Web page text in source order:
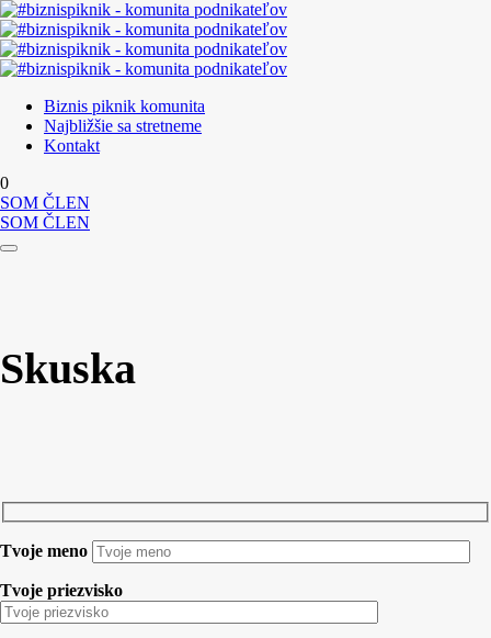
Biznis piknik komunita
Najbližšie sa stretneme
Kontakt
0
SOM ČLEN
SOM ČLEN
Skuska
Tvoje meno
Tvoje priezvisko